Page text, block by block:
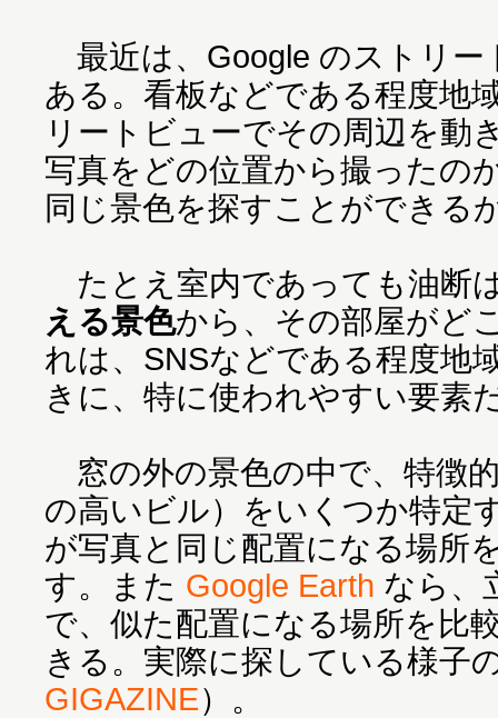
最近は、Google のストリー
ある。看板などである程度地
リートビューでその周辺を動
写真をどの位置から撮ったの
同じ景色を探すことができる
たとえ室内であっても油断
える景色から、その部屋がど
れは、SNSなどである程度地
きに、特に使われやすい要素
窓の外の景色の中で、特徴
の高いビル）をいくつか特定
が写真と同じ配置になる場所
す。また Google Earth なら、
で、似た配置になる場所を比
きる。実際に探している様子
GIGAZINE）。